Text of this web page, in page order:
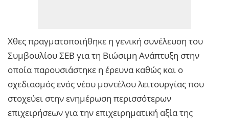
Χθες πραγματοποιήθηκε η γενική συνέλευση του
Συμβουλίου ΣΕΒ για τη Βιώσιμη Ανάπτυξη στην
οποία παρουσιάστηκε η έρευνα καθώς και ο
σχεδιασμός ενός νέου μοντέλου λειτουργίας που
στοχεύει στην ενημέρωση περισσότερων
επιχειρήσεων για την επιχειρηματική αξία της